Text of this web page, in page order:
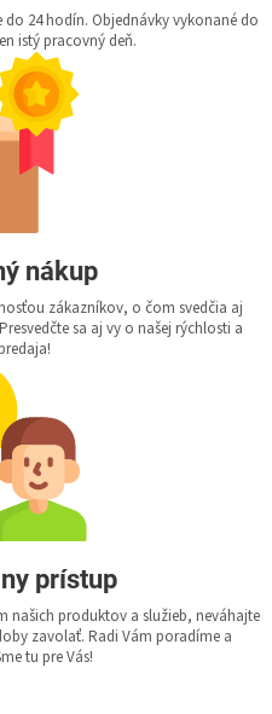
24 hodín. Objednávky vykonané do
istý pracovný deň.
nákup
zákazníkov, o čom svedčia aj
sa aj vy o našej rýchlosti a
prístup
produktov a služieb, neváhajte
zavolať. Radi Vám poradíme a
tu pre Vás!